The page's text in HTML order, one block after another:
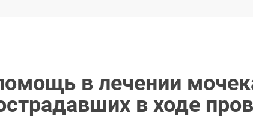
в лечении
в ходе